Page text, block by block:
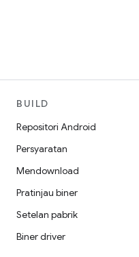
BUILD
Repositori Android
Persyaratan
Mendownload
Pratinjau biner
Setelan pabrik
Biner driver